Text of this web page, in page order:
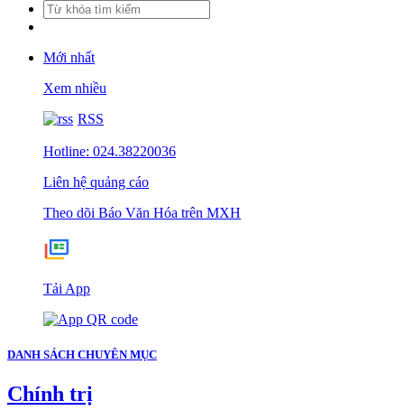
Mới nhất
Xem nhiều
RSS
Hotline: 024.38220036
Liên hệ quảng cáo
Theo dõi Báo Văn Hóa trên MXH
Tải App
DANH SÁCH CHUYÊN MỤC
Chính trị